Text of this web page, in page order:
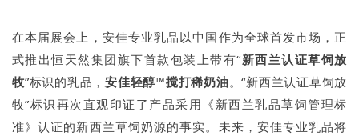
在本届展会上，安佳专业乳品以中国作为全球首发市场，正
式推出恒天然集团旗下首款包装上带有“新西兰认证草饲放
牧”标识的乳品，安佳轻醇™搅打稀奶油。“新西兰认证草饲放
牧”标识再次直观印证了产品采用《新西兰乳品草饲管理标
准》认证的新西兰草饲奶源的事实。未来，安佳专业乳品将